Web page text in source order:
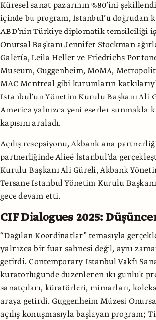
Küresel sanat pazarının %80’ini
içinde bu program, İstanbul’u doğrudan
ABD’nin Türkiye diplomatik temsilciliği
Onursal Başkanı Jennifer Stockman
Galería, Leila Heller ve Friedrichs
Museum, Guggenheim, MoMA,
MAC Montreal gibi kurumların
Istanbul’un Yönetim Kurulu Başkanı Ali
America yalnızca yeni eserler sunmakla
kapısını araladı.
Açılış resepsiyonu, Akbank ana
partnerliğinde Alieé İstanbul’da
Kurulu Başkanı Ali Güreli, Akbank
Tersane Istanbul Yönetim Kurulu
gece devam etti.
CIF Dialogues 2025:
“Dağılan Koordinatlar” temasıyla
yalnızca bir fuar sahnesi değil, aynı
getirdi. Contemporary Istanbul Vakfı
küratörlüğünde düzenlenen iki günlük
sanatçıları, küratörleri, mimarları,
araya getirdi. Guggenheim Müzesi
açılış konuşmasıyla başlayan program;